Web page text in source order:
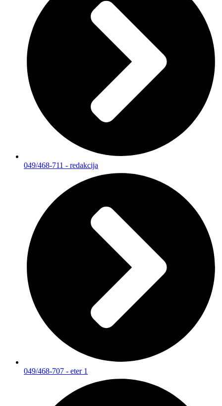
049/468-711 - redakcija
049/468-707 - eter 1